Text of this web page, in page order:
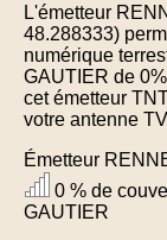
L'émetteur
48.288333)
numérique
GAUTIER de
cet émetteur
votre antenne
Émetteur
0 % de
GAUTIER